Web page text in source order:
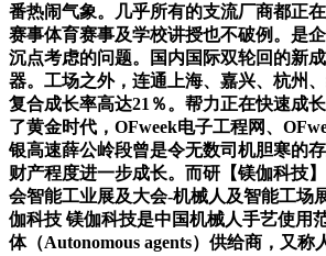
番热闹气象。几乎所有的支流厂商都正
赛事体育赛事及学校讲授也不破例。是
沉点考虑的问题。国内国际双轮回的新
器。工场之外，连通上海、嘉兴、杭州
复合成长率高达21％。帮力正在快速成
了黄金时代，OFweek电子工程网、
银高速薛公岭段曾是令无数司机胆寒的
财产程度进一步成长。而研【镁伽科技
会智能工业展及大会-机械人及智能工场
伽科技 镁伽科技是中国机械人手艺使用
体（Autonomous agents）供给商，又称